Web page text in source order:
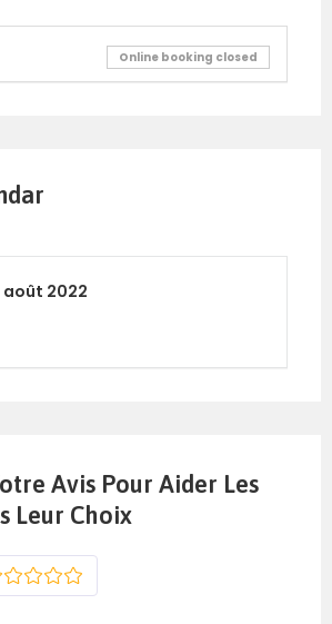
Online booking closed
août 2022
Avis Pour Aider Les
Leur Choix
5
4
3